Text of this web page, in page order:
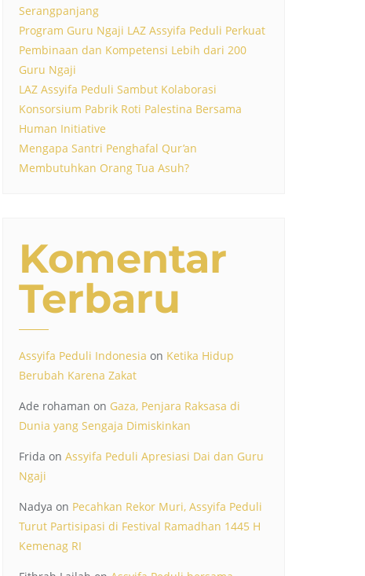
Serangpanjang
Program Guru Ngaji LAZ Assyifa Peduli Perkuat
Pembinaan dan Kompetensi Lebih dari 200
Guru Ngaji
LAZ Assyifa Peduli Sambut Kolaborasi
Konsorsium Pabrik Roti Palestina Bersama
Human Initiative
Mengapa Santri Penghafal Qur’an
Membutuhkan Orang Tua Asuh?
Komentar
Terbaru
Assyifa Peduli Indonesia on Ketika Hidup
Berubah Karena Zakat
Ade rohaman on Gaza, Penjara Raksasa di
Dunia yang Sengaja Dimiskinkan
Frida on Assyifa Peduli Apresiasi Dai dan Guru
Ngaji
Nadya on Pecahkan Rekor Muri, Assyifa Peduli
Turut Partisipasi di Festival Ramadhan 1445 H
Kemenag RI